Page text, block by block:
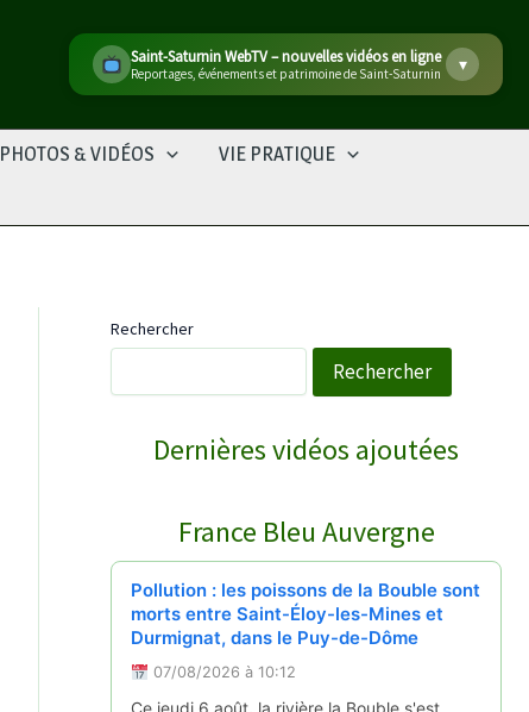
Marché de producteurs à Saint-Saturnin
Produits locaux, fait maison et de saison – Place du Village ▾
PHOTOS & VIDÉOS
VIE PRATIQUE
Rechercher
Rechercher
Dernières vidéos ajoutées
ReportagesFrance Bleu Auvergne
Pollution : les poissons de la Bouble sont
morts entre Saint-Éloy-les-Mines et
Durmignat, dans le Puy-de-Dôme
07/08/2026 à 10:12